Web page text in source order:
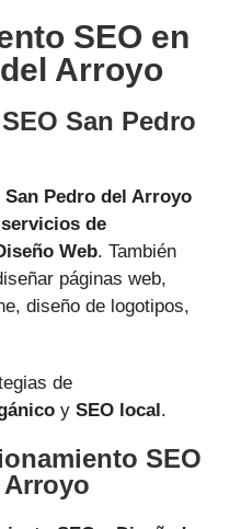
SEO en
Arroyo
San Pedro
Pedro del Arroyo
servicios de
Web. También
páginas web,
diseño de logotipos,
de
y SEO local .
SEO